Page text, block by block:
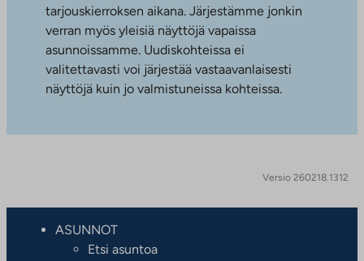
tarjouskierroksen aikana. Järjestämme jonkin
verran myös yleisiä näyttöjä vapaissa
asunnoissamme. Uudiskohteissa ei
valitettavasti voi järjestää vastaavanlaisesti
näyttöjä kuin jo valmistuneissa kohteissa.
Versio 260218.1312
ASUNNOT
Etsi asuntoa